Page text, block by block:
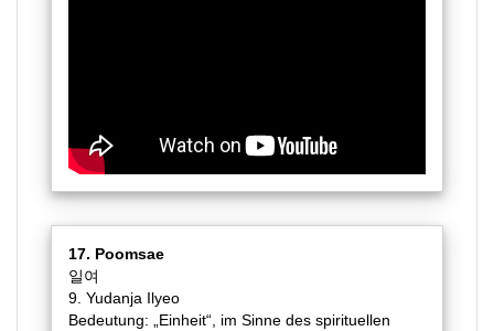
17. Poomsae
일여
9. Yudanja Ilyeo
Bedeutung: „Einheit“, im Sinne des spirituellen